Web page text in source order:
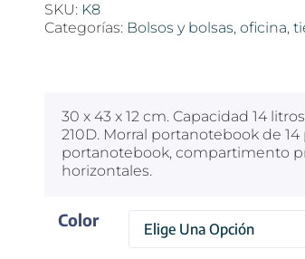
SKU: K8
Categorías: Bolsos y bolsas, oficina,
30 x 43 x 12 cm. Capacidad 14
210D. Morral portanotebook de
portanotebook, compartimento
horizontales.
Color